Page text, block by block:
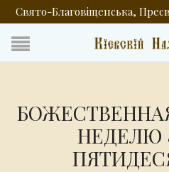
Свято-Благовіщенська,
НЕДЕЛЮ